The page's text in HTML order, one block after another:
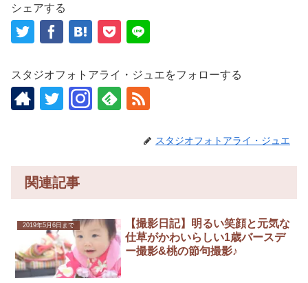
シェアする
スタジオフォトアライ・ジュエをフォローする
スタジオフォトアライ・ジュエ
関連記事
2019年5月6日まで
【撮影日記】明るい笑顔と元気な
仕草がかわいらしい1歳バースデ
ー撮影&桃の節句撮影♪